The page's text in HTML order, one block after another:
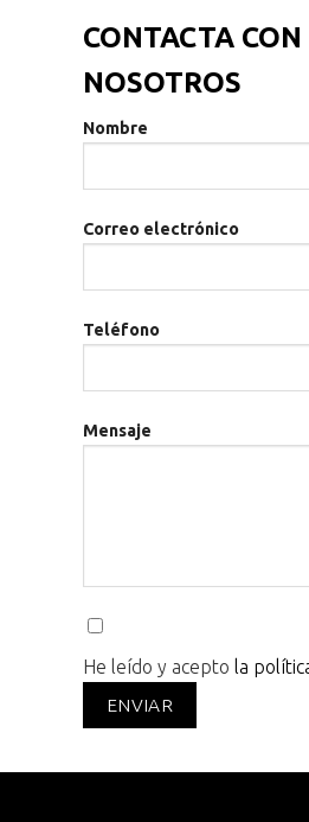
CONTACTA CON
NOSOTROS
Nombre
Correo electrónico
Teléfono
Mensaje
He leído y acepto la